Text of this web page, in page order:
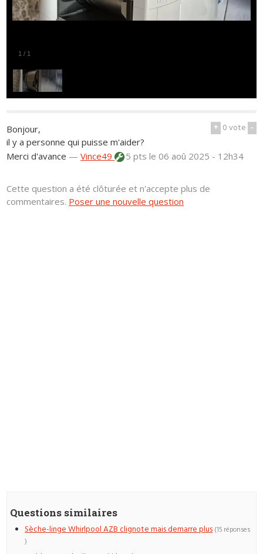
1 / 1
+ 0vote -
Bonjour,
il y a personne qui puisse m'aider?
Merci d'avance —Vince49 5 ptsle 06 aoû 2025 - 12h34
Cette question a été clôturée et n'accepte plus de
commentaires. Poser une nouvelle question
Questions similaires
Sèche-linge Whirlpool AZB clignote mais demarre plus (15 réponses
)